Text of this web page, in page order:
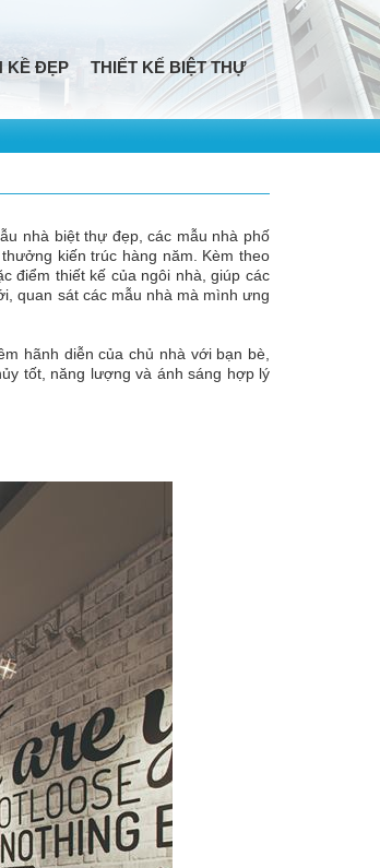
KỀ ĐẸP
THIẾT KẾ BIỆT THỰ
nhà biệt thự đẹp, các mẫu nhà phố
kiến trúc hàng năm. Kèm theo
điểm thiết kế của ngôi nhà, giúp các
quan sát các mẫu nhà mà mình ưng
hãnh diễn của chủ nhà với bạn bè,
tốt, năng lượng và ánh sáng hợp lý